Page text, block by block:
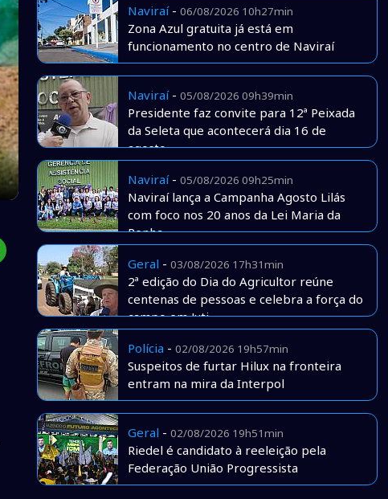
Naviraí- 06/08/2026 10h27min
Zona Azul gratuita já está em
funcionamento no centro de Naviraí
Naviraí- 05/08/2026 09h39min
Presidente faz convite para 12ª Peixada
da Seleta que acontecerá dia 16 de
agosto
Naviraí- 05/08/2026 09h25min
Naviraí lança a Campanha Agosto Lilás
com foco nos 20 anos da Lei Maria da
Penha
Geral - 03/08/2026 17h31min
2ª edição do Dia do Agricultor reúne
centenas de pessoas e celebra a força do
campo em Juti
Polícia - 02/08/2026 19h57min
Suspeitos de furtar Hilux na fronteira
entram na mira da Interpol
Geral - 02/08/2026 19h51min
Riedel é candidato à reeleição pela
Federação União Progressista